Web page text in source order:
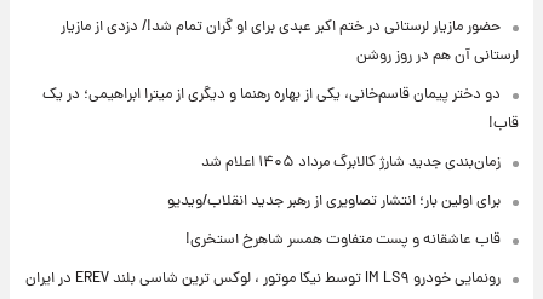
حضور مازیار لرستانی در ختم اکبر عبدی برای او گران تمام شد!/ دزدی از مازیار
لرستانی آن هم در روز روشن
دو دختر پیمان قاسم‌خانی، یکی از بهاره رهنما و دیگری از میترا ابراهیمی؛ در یک
قاب!
زمان‌بندی جدید شارژ کالابرگ مرداد ۱۴۰۵ اعلام شد
برای اولین بار؛ انتشار تصاویری از رهبر جدید انقلاب/ویدیو
قاب عاشقانه و پست متفاوت همسر شاهرخ استخری!
رونمایی خودرو IM LS۹ توسط نیکا موتور ، لوکس ترین شاسی بلند EREV در ایران